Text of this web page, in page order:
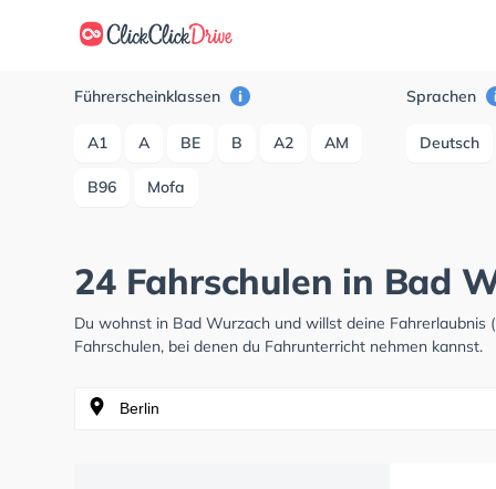
Führerscheinklassen
A1 A BE B A2 AM
B96 Mofa
Sprachen
Deutsch
24 Fahrschulen in Bad
Du wohnst in Bad Wurzach und willst deine Fahrerlaubnis
Fahrschulen, bei denen du Fahrunterricht nehmen kannst.